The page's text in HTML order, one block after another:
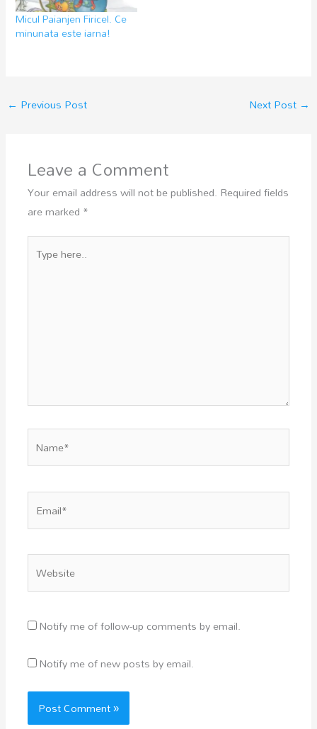
Micul Paianjen Firicel. Ce
minunata este iarna!
← Previous Post Next Post →
Leave a Comment
Your email address will not be published. Required fields
are marked *
here..
Notify me of follow-up comments by email.
Notify me of new posts by email.